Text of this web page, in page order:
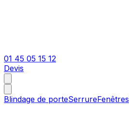
01 45 05 15 12
Devis
Blindage de porteSerrureFenêtres